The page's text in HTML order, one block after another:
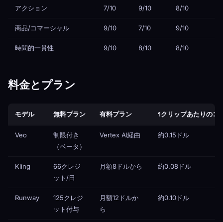
アクション 7/10 9/10 8/10
商品/コマーシャル 9/10 7/10 9/10
時間的一貫性 9/10 8/10 8/10
料金とプラン
モデル 無料プラン 有料プラン 1クリップあたりのコ
Veo
制限付き
（ベータ）
Vertex AI経由 約0.15ドル
Kling
66クレジ
ット/日
月額8ドルから 約0.08ドル
Runway
125クレジ
ット付与
月額12ドルか
ら
約0.10ドル